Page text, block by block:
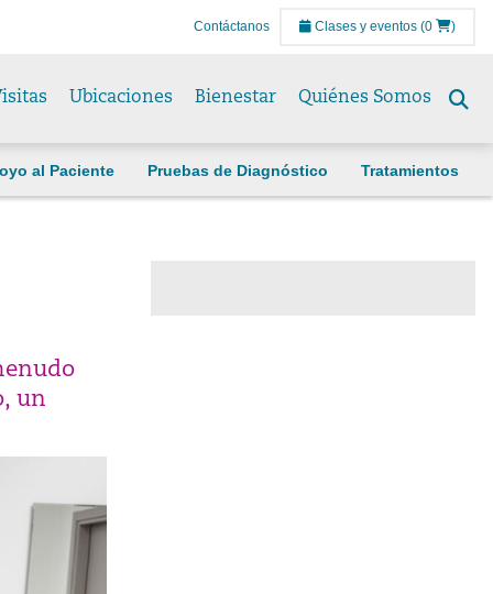
Contáctanos Clases y eventos (0 )
Ubicaciones Bienestar Quiénes Somos
al Paciente Pruebas de Diagnóstico Tratamientos
un